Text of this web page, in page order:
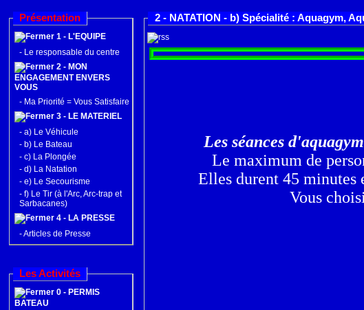
Présentation
1 - L'EQUIPE
- Le responsable du centre
2 - MON
ENGAGEMENT ENVERS
VOUS
- Ma Priorité = Vous Satisfaire
3 - LE MATERIEL
- a) Le Véhicule
- b) Le Bateau
- c) La Plongée
- d) La Natation
- e) Le Secourisme
- f) Le Tir (à l'Arc, Arc-trap et
Sarbacanes)
4 - LA PRESSE
-Articles de Presse
Les Activités
0 - PERMIS
BATEAU
2 - NATATION - b) Spécialité : Aquagym,
Les séances d'aquagym
Le maximum de
Elles durent 45 minutes
Vous